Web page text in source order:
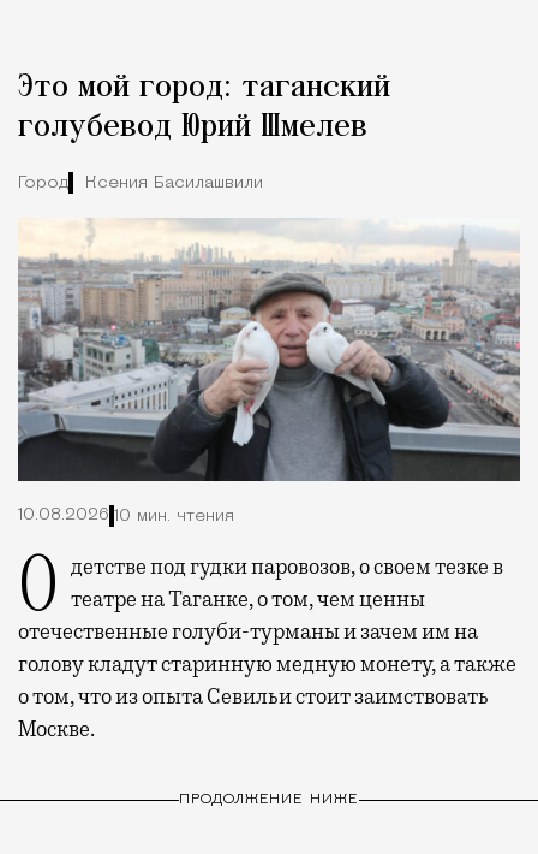
Город
Это мой город: таганский
голубевод Юрий Шмелев
Город Ксения Басилашвили
10.08.2026 10 мин. чтения
О детстве под гудки паровозов, о своем тезке в театре на Таганке, о том, чем ценны
отечественные голуби-турманы и зачем им на
голову кладут старинную медную монету, а также
о том, что из опыта Севильи стоит заимствовать
Москве.
ПРОДОЛЖЕНИЕ НИЖЕ